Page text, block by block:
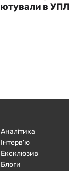
в УПЛ
Аналітика
Інтерв'ю
Ексклюзив
Блоги